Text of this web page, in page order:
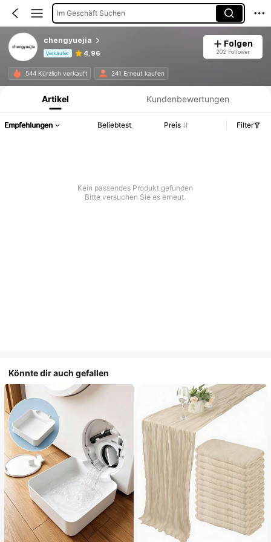
Im Geschäft Suchen
chengyuejia
Verkäufer 4.96
Folgen
202 Follower
544 Kürzlich verkauft 241 Erneut kaufen
Produktinformation: Preisangabe, Verkaufs- und Lagerbestandsdetails.
Artikel Kundenbewertungen
Empfehlungen Beliebtest Preis Filter
Kein passendes Produkt gefunden
Bitte versuchen Sie es erneut.
Könnte dir auch gefallen